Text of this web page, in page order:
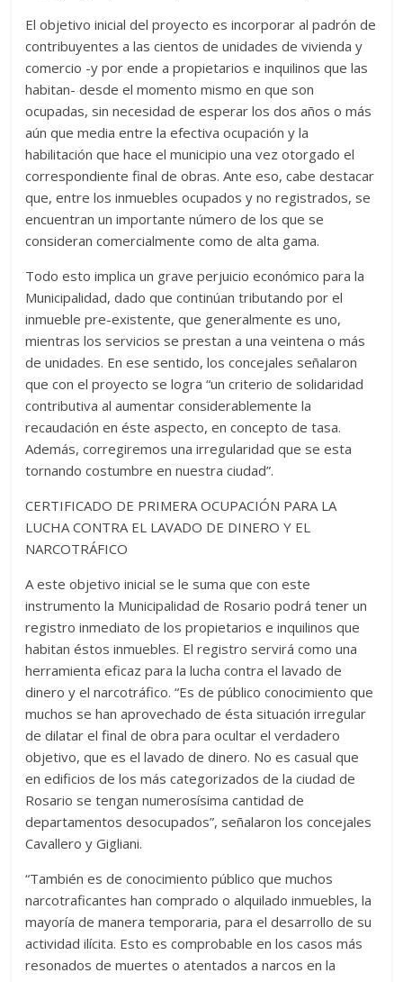
El objetivo inicial del proyecto es incorporar al padrón de
contribuyentes a las cientos de unidades de vivienda y
comercio -y por ende a propietarios e inquilinos que las
habitan- desde el momento mismo en que son
ocupadas, sin necesidad de esperar los dos años o más
aún que media entre la efectiva ocupación y la
habilitación que hace el municipio una vez otorgado el
correspondiente final de obras. Ante eso, cabe destacar
que, entre los inmuebles ocupados y no registrados, se
encuentran un importante número de los que se
consideran comercialmente como de alta gama.
Todo esto implica un grave perjuicio económico para la
Municipalidad, dado que continúan tributando por el
inmueble pre-existente, que generalmente es uno,
mientras los servicios se prestan a una veintena o más
de unidades. En ese sentido, los concejales señalaron
que con el proyecto se logra “un criterio de solidaridad
contributiva al aumentar considerablemente la
recaudación en éste aspecto, en concepto de tasa.
Además, corregiremos una irregularidad que se esta
tornando costumbre en nuestra ciudad”.
CERTIFICADO DE PRIMERA OCUPACIÓN PARA LA
LUCHA CONTRA EL LAVADO DE DINERO Y EL
NARCOTRÁFICO
A este objetivo inicial se le suma que con este
instrumento la Municipalidad de Rosario podrá tener un
registro inmediato de los propietarios e inquilinos que
habitan éstos inmuebles. El registro servirá como una
herramienta eficaz para la lucha contra el lavado de
dinero y el narcotráfico. “Es de público conocimiento que
muchos se han aprovechado de ésta situación irregular
de dilatar el final de obra para ocultar el verdadero
objetivo, que es el lavado de dinero. No es casual que
en edificios de los más categorizados de la ciudad de
Rosario se tengan numerosísima cantidad de
departamentos desocupados”, señalaron los concejales
Cavallero y Gigliani.
“También es de conocimiento público que muchos
narcotraficantes han comprado o alquilado inmuebles, la
mayoría de manera temporaria, para el desarrollo de su
actividad ilícita. Esto es comprobable en los casos más
resonados de muertes o atentados a narcos en la